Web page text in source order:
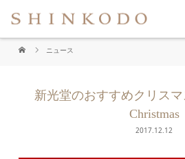
ニュース
新光堂のおすすめクリス
Christmas
2017.12.12